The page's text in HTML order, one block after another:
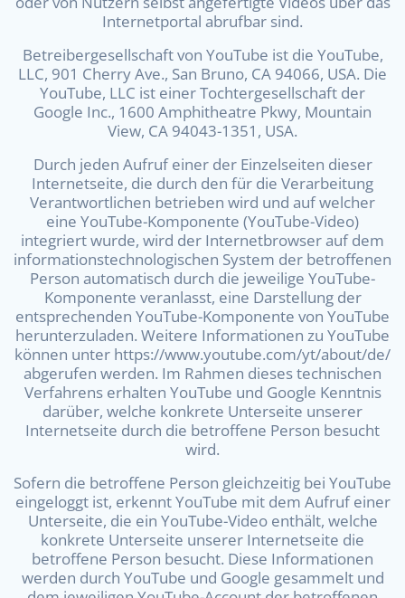
Internetportal abrufbar sind.
Betreibergesellschaft von YouTube ist die YouTube,
LLC, 901 Cherry Ave., San Bruno, CA 94066, USA. Die
YouTube, LLC ist einer Tochtergesellschaft der
Google Inc., 1600 Amphitheatre Pkwy, Mountain
View, CA 94043-1351, USA.
Durch jeden Aufruf einer der Einzelseiten dieser
Internetseite, die durch den für die Verarbeitung
Verantwortlichen betrieben wird und auf welcher
eine YouTube-Komponente (YouTube-Video)
integriert wurde, wird der Internetbrowser auf dem
informationstechnologischen System der betroffenen
Person automatisch durch die jeweilige YouTube-
Komponente veranlasst, eine Darstellung der
entsprechenden YouTube-Komponente von YouTube
herunterzuladen. Weitere Informationen zu YouTube
können unter https://www.youtube.com/yt/about/de/
abgerufen werden. Im Rahmen dieses technischen
Verfahrens erhalten YouTube und Google Kenntnis
darüber, welche konkrete Unterseite unserer
Internetseite durch die betroffene Person besucht
wird.
Sofern die betroffene Person gleichzeitig bei YouTube
eingeloggt ist, erkennt YouTube mit dem Aufruf einer
Unterseite, die ein YouTube-Video enthält, welche
konkrete Unterseite unserer Internetseite die
betroffene Person besucht. Diese Informationen
werden durch YouTube und Google gesammelt und